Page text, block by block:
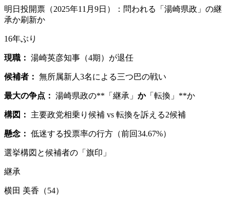
明日投開票（2025年11月9日）：問われる「湯崎県政」の継
承か刷新か
16年ぶり
現職： 湯崎英彦知事（4期）が退任
候補者： 無所属新人3名による三つ巴の戦い
最大の争点： 湯崎県政の**「継承」 か「転換」**か
構図： 主要政党相乗り候補 vs 転換を訴える2候補
懸念： 低迷する投票率の行方（前回34.67%）
選挙構図と候補者の「旗印」
継承
横田 美香（54）